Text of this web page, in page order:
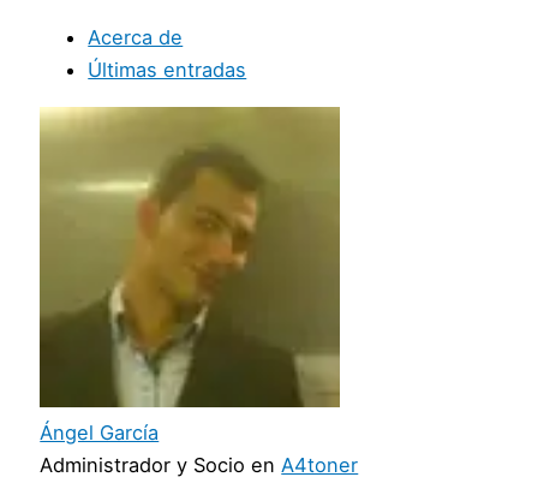
Acerca de
Últimas entradas
Ángel García
Administrador y Socio en A4toner